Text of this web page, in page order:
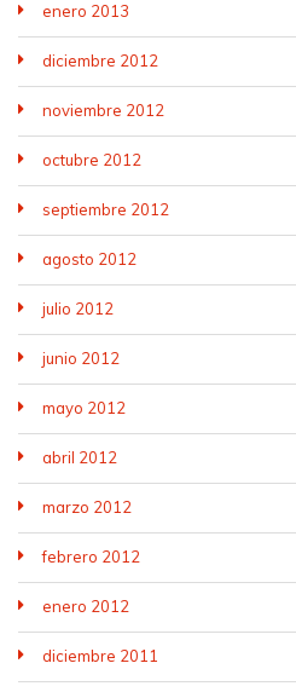
enero 2013
diciembre 2012
noviembre 2012
octubre 2012
septiembre 2012
agosto 2012
julio 2012
junio 2012
mayo 2012
abril 2012
marzo 2012
febrero 2012
enero 2012
diciembre 2011